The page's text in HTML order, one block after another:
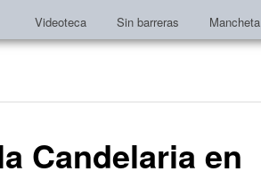
Videoteca Sin barreras Mancheta
Candelaria en